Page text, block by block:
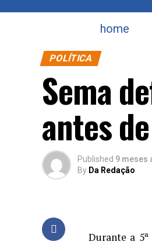
home
POLÍTICA
Sema
antes
Published 9 meses
By Da Redação
Durante a